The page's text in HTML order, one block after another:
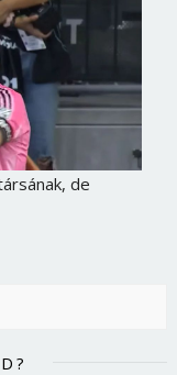
de